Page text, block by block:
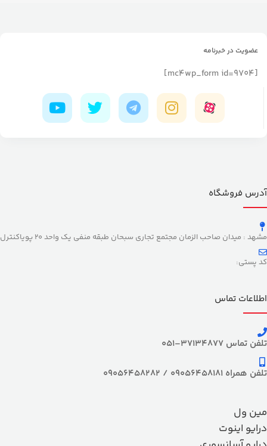
عضویت در خبرنامه
[mc4wp_form id=9704]
آدرس فروشگاه
مشهد : میدان صاحب الزمان مجتمع تجاری سبحان طبقه منفی یک واحد 20 پویاکنترل
کد پستی:
اطلاعات تماس
تلفن تماس 37134877–051
تلفن همراه 09056458181 / 09056458282
مین ول
درایو اینوت